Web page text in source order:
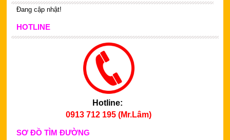
Đang cập nhật!
HOTLINE
Hotline:
0913 712 195 (Mr.Lâm)
SƠ ĐỒ TÌM ĐƯỜNG